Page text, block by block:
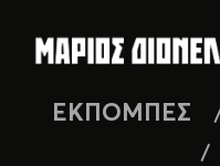
ΕΚΠΟΜΠΕΣ